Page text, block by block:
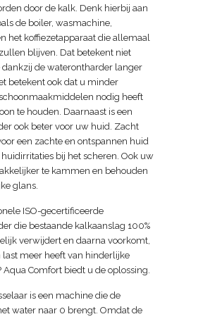
door de kalk. Denk hierbij aan
de boiler, wasmachine,
het koffiezetapparaat die allemaal
blijven. Dat betekent niet
dankzij de waterontharder langer
betekent ook dat u minder
nodig heeft
te houden. Daarnaast is een
ook beter voor uw huid. Zacht
een zachte en ontspannen huid
bij het scheren. Ook uw
te kammen en behouden
glans.
ISO-gecertificeerde
die bestaande kalkaanslag 100%
verwijdert en daarna voorkomt,
last meer heeft van hinderlijke
Aqua Comfort biedt u de oplossing.
is een machine die de
water naar 0 brengt. Omdat de